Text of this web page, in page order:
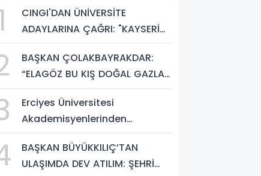
CINGI'DAN ÜNİVERSİTE
ADAYLARINA ÇAĞRI: "KAYSERİ
HAYATI HEM DE PARLAK BİR
GELECEK SUNUYOR"
BAŞKAN ÇOLAKBAYRAKDAR:
“ELAGÖZ BU KIŞ DOĞAL GAZLA
DÖNÜŞÜM BAŞLIYOR!”
Erciyes Üniversitesi
Akademisyenlerinden
Disleksi Değerlendirmesinde
Yapay Zekâ Dönemi
BAŞKAN BÜYÜKKILIÇ’TAN
ULAŞIMDA DEV ATILIM: ŞEHRİ